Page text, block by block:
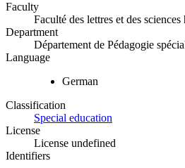
Faculty
Faculté des lettres et des sciences
Department
Département de Pédagogie
Language
German
Classification
Special education
License
License undefined
Identifiers